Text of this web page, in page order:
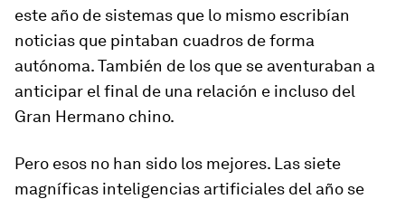
este año de sistemas que lo mismo escribían
noticias que pintaban cuadros de forma
autónoma. También de los que se aventuraban a
anticipar el final de una relación e incluso del
Gran Hermano chino.
Pero esos no han sido los mejores. Las siete
magníficas inteligencias artificiales del año se